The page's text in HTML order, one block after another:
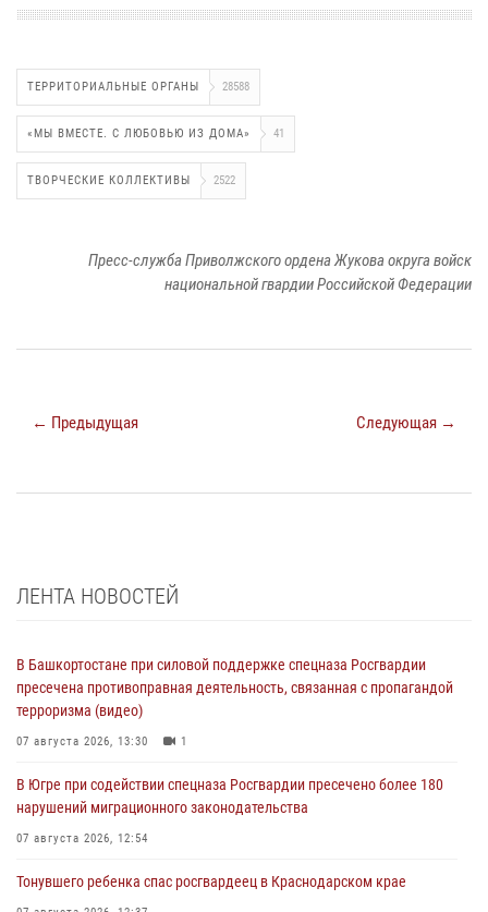
ТЕРРИТОРИАЛЬНЫЕ ОРГАНЫ 28588
«МЫ ВМЕСТЕ. С ЛЮБОВЬЮ ИЗ ДОМА» 41
ТВОРЧЕСКИЕ КОЛЛЕКТИВЫ 2522
Пресс-служба Приволжского ордена Жукова округа войск
национальной гвардии Российской Федерации
← Предыдущая Следующая →
ЛЕНТА НОВОСТЕЙ
В Башкортостане при силовой поддержке спецназа Росгвардии
пресечена противоправная деятельность, связанная с пропагандой
терроризма (видео)
07 августа 2026, 13:30 1
В Югре при содействии спецназа Росгвардии пресечено более 180
нарушений миграционного законодательства
07 августа 2026, 12:54
Тонувшего ребенка спас росгвардеец в Краснодарском крае